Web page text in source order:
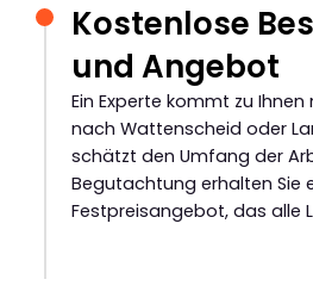
Kostenlose
und Angebot
Ein Experte kommt zu
nach Wattenscheid oder
schätzt den Umfang der
Begutachtung erhalten Sie
Festpreisangebot, das alle